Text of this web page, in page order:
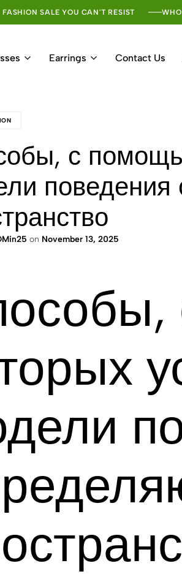
SALE YOU CAN'T RESIST
Earrings Contact Us
с
поведения
on November 13, 2025